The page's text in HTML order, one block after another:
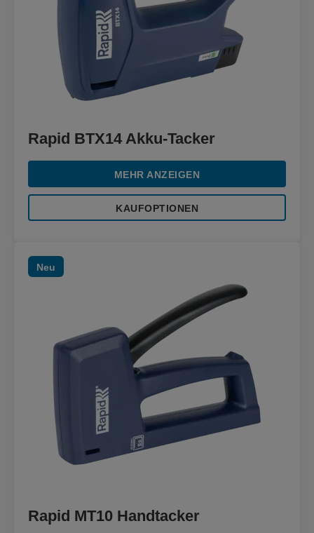
Rapid BTX14 Akku-Tacker
MEHR ANZEIGEN
KAUFOPTIONEN
Neu
Rapid MT10 Handtacker